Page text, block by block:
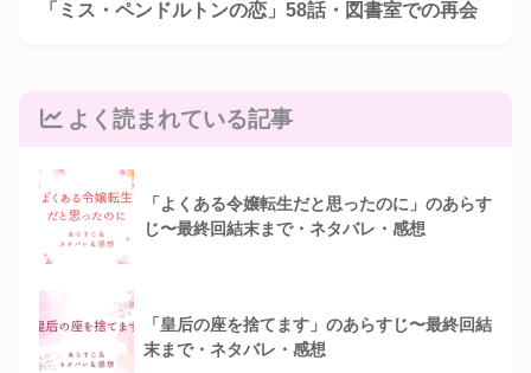
「ミス・ペンドルトンの恋」58話・図書室での再会
よく読まれている記事
「よくある令嬢転生だと思ったのに」のあらす
じ〜最終回結末まで・ネタバレ・感想
「皇后の座を捨てます」のあらすじ〜最終回結
末まで・ネタバレ・感想